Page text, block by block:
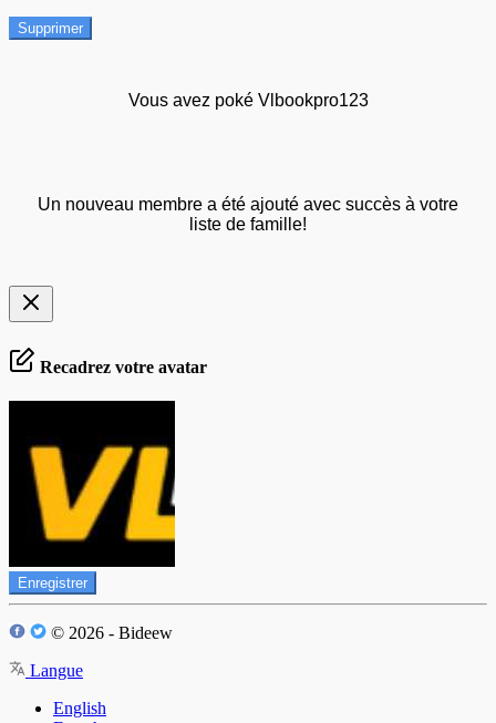
Supprimer
Vous avez poké Vlbookpro123
Un nouveau membre a été ajouté avec succès à votre
liste de famille!
Recadrez votre avatar
Enregistrer
© 2026 - Bideew
Langue
English